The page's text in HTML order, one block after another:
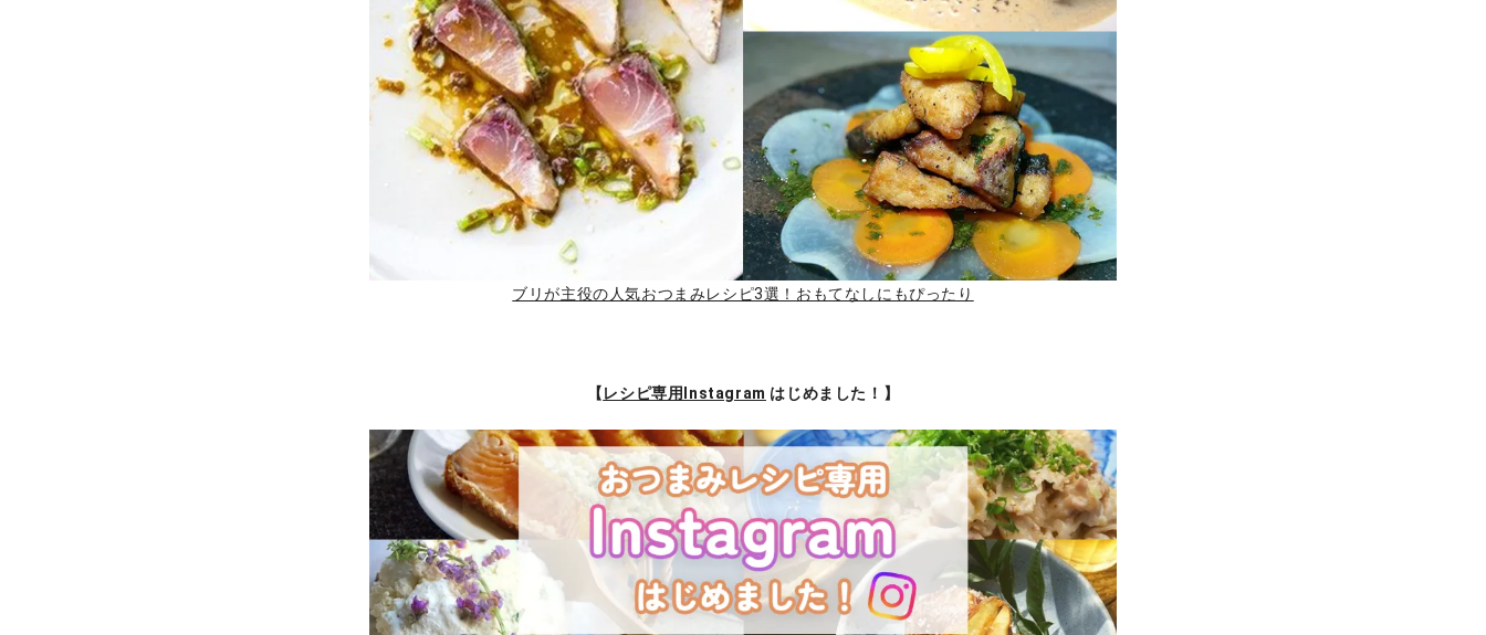
ブリが主役の人気おつまみレシピ3選！おもてなしにもぴったり
【レシピ専用Instagram はじめました！】